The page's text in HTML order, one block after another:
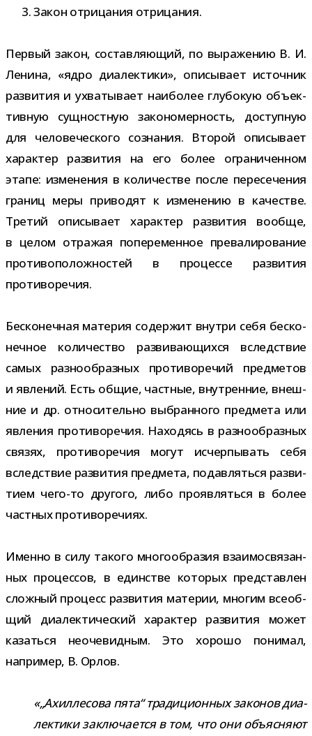
Закон отри­ца­ния отрицания.
Первый закон, состав­ля­ю­щий, по выра­же­нию В. И.
Ленина, «ядро диа­лек­тики», опи­сы­вает источ­ник
раз­ви­тия и ухва­ты­вает наи­бо­лее глу­бо­кую объ­ек­
тив­ную сущ­ност­ную зако­но­мер­ность, доступ­ную
для чело­ве­че­ского созна­ния. Второй опи­сы­вает
харак­тер раз­ви­тия на его более огра­ни­чен­ном
этапе: изме­не­ния в коли­че­стве после пере­се­че­ния
гра­ниц меры при­во­дят к изме­не­нию в каче­стве.
Третий опи­сы­вает харак­тер раз­ви­тия вообще,
в целом отра­жая попе­ре­мен­ное пре­ва­ли­ро­ва­ние
про­ти­во­по­лож­но­стей в про­цессе раз­ви­тия
противоречия.
Бесконечная мате­рия содер­жит внутри себя бес­ко­
неч­ное коли­че­ство раз­ви­ва­ю­щихся вслед­ствие
самых раз­но­об­раз­ных про­ти­во­ре­чий пред­ме­тов
и явле­ний. Есть общие, част­ные, внут­рен­ние, внеш­
ние и др. отно­си­тельно выбран­ного пред­мета или
явле­ния про­ти­во­ре­чия. Находясь в раз­но­об­раз­ных
свя­зях, про­ти­во­ре­чия могут исчер­пы­вать себя
вслед­ствие раз­ви­тия пред­мета, подав­ляться раз­ви­
тием чего-​то дру­гого, либо про­яв­ляться в более
част­ных противоречиях.
Именно в силу такого мно­го­об­ра­зия вза­и­мо­свя­зан­
ных про­цес­сов, в един­стве кото­рых пред­став­лен
слож­ный про­цесс раз­ви­тия мате­рии, мно­гим все­об­
щий диа­лек­ти­че­ский харак­тер раз­ви­тия может
казаться неоче­вид­ным. Это хорошо пони­мал,
напри­мер, В. Орлов.
«„Ахиллесова пята“ тра­ди­ци­он­ных зако­нов диа­
лек­тики заклю­ча­ется в том, что они объ­яс­няют